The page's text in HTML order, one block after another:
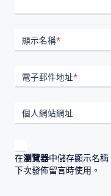
顯示名稱*
電子郵件地址*
個人網站網址
在瀏覽器中儲存顯示名
下次發佈留言時使用。